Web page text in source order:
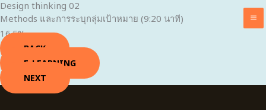
Skip
to
content
Design thinking 02
Methods และการระบุกลุ่มเป้าหมาย (9:20 นาที)
16.5%
BACK
E-LEARNING
NEXT